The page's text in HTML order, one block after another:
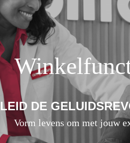
LEID DE
Vorm levens om met jouw